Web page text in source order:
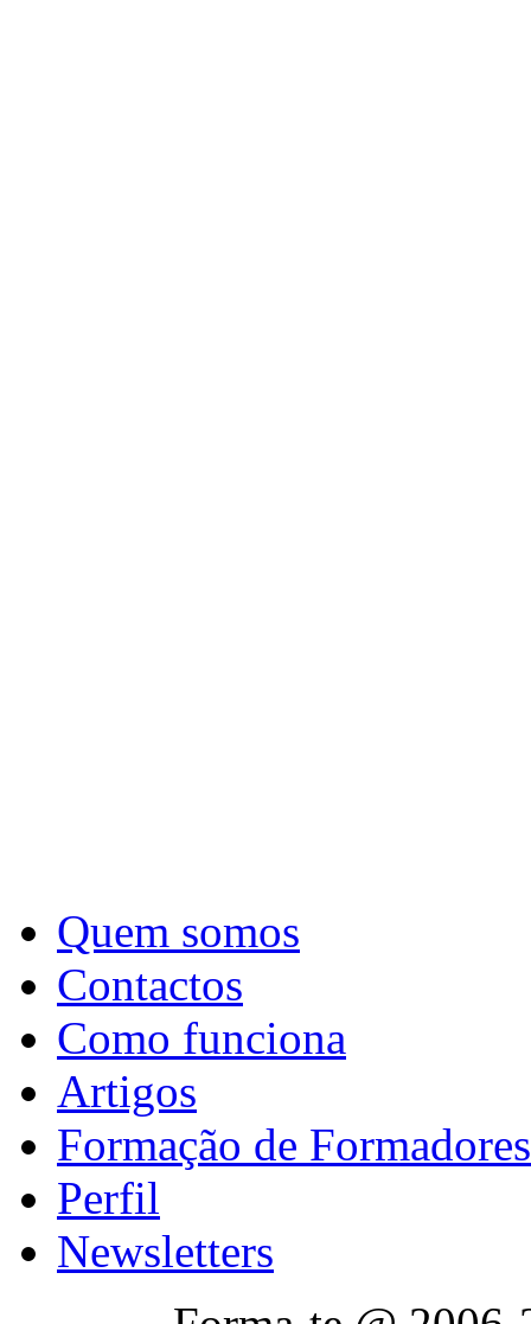
Quem somos
Contactos
Como funciona
Artigos
Formação de Formadores
Perfil
Newsletters